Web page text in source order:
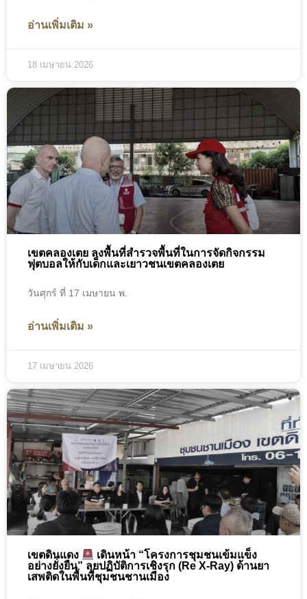
อ่านเพิ่มเติม »
18 เมษายน 2026
เขตคลองเตย ลงพื้นที่สำรวจพื้นที่ในการจัดกิจกรรม
ฟุตบอลให้กับเด็กและเยาวชนเขตคลองเตย
วันศุกร์ ที่ 17 เมษายน พ.
อ่านเพิ่มเติม »
17 เมษายน 2026
เขตดินแดง
เดินหน้า “โครงการชุมชนเข้มแข็ง
อย่างยั่งยืน” ลุยปฏิบัติการเชิงรุก (Re X-Ray) ด้านยา
เสพติดในพื้นที่ชุมชนชานเมือง